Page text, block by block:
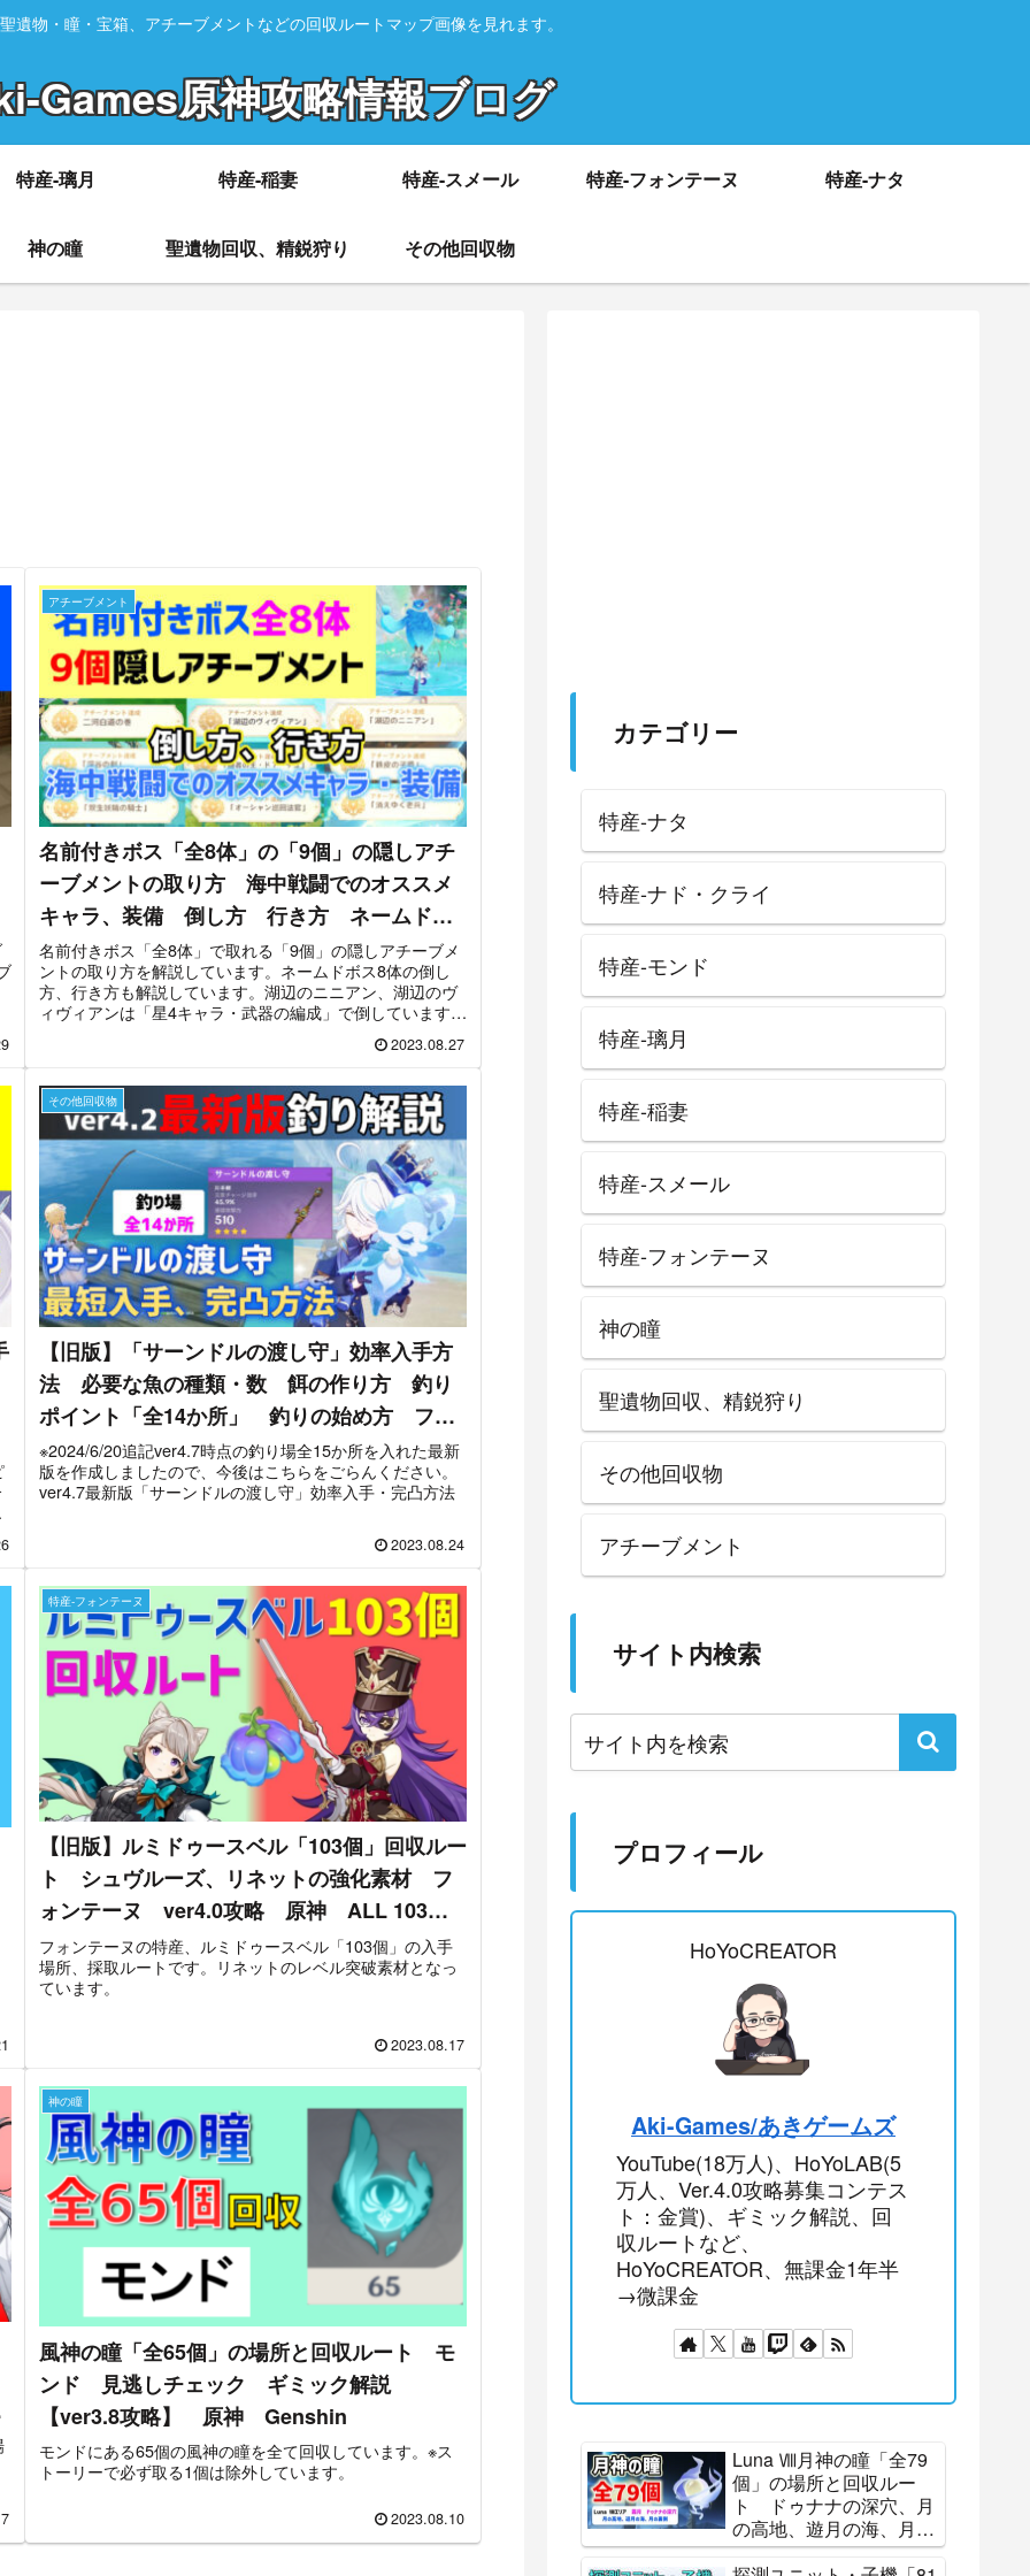
遺物・瞳・宝箱、アチーブメントなどの回収ルートマップ画像を見れます。
Games原神攻略情報ブログ
特産-璃月 特産-稲妻 特産-スメール 特産-フォンテーヌ 特産-ナタ
神の瞳 聖遺物回収、精鋭狩り その他回収物
アチーブメント
名前付きボス「全8体」の「9個」の隠しアチ
ーブメントの取り方 海中戦闘でのオススメ
キャラ、装備 倒し方 行き方 ネームドボ
ス 湖辺のヴィヴィアン 貴重な宝箱 フォ
ンテーヌ【ver4.0攻略】 原神
名前付きボス「全8体」で取れる「9個」の隠しアチーブメ
ントの取り方を解説しています。ネームドボス8体の倒し
方、行き方も解説しています。湖辺のニニアン、湖辺のヴ
ィヴィアンは「星4キャラ・武器の編成」で倒しています。
貴重な宝箱を5個取っています。回収後、「静寂の唄」のレ
2023.08.27
その他回収物
【旧版】「サーンドルの渡し守」効率入手方
法 必要な魚の種類・数 餌の作り方 釣り
ポイント「全14か所」 釣りの始め方 フリ
ーナ 武器 無課金最適 フォンテーヌ
【ver4.2攻略】 原神
※2024/6/20追記ver4.7時点の釣り場全15か所を入れた最新
版を作成しましたので、今後はこちらをごらんください。
ver4.7最新版「サーンドルの渡し守」効率入手・完凸方法
2023.08.24
特産-フォンテーヌ
【旧版】ルミドゥースベル「103個」回収ルー
ト シュヴルーズ、リネットの強化素材 フ
ォンテーヌ ver4.0攻略 原神 ALL 103
Lumidouce Bell Locations Genshin
フォンテーヌの特産、ルミドゥースベル「103個」の入手
場所、採取ルートです。リネットのレベル突破素材となっ
ています。
2023.08.17
神の瞳
風神の瞳「全65個」の場所と回収ルート モ
ンド 見逃しチェック ギミック解説
【ver3.8攻略】 原神 Genshin
モンドにある65個の風神の瞳を全て回収しています。※ス
トーリーで必ず取る1個は除外しています。
2023.08.10
カテゴリー
特産-ナタ
特産-ナド・クライ
特産-モンド
特産-璃月
特産-稲妻
特産-スメール
特産-フォンテーヌ
神の瞳
聖遺物回収、精鋭狩り
その他回収物
アチーブメント
サイト内検索
プロフィール
HoYoCREATOR
Aki-Games/あきゲームズ
YouTube(18万人)、HoYoLAB(5
万人、Ver.4.0攻略募集コンテス
ト：金賞)、ギミック解説、回
収ルートなど、
HoYoCREATOR、無課金1年半
→微課金
Luna Ⅷ月神の瞳「全79
個」の場所と回収ルー
ト ドゥナナの深穴、月
の高地、遊月の海、月の
裏側 霜月 全回収 ナ